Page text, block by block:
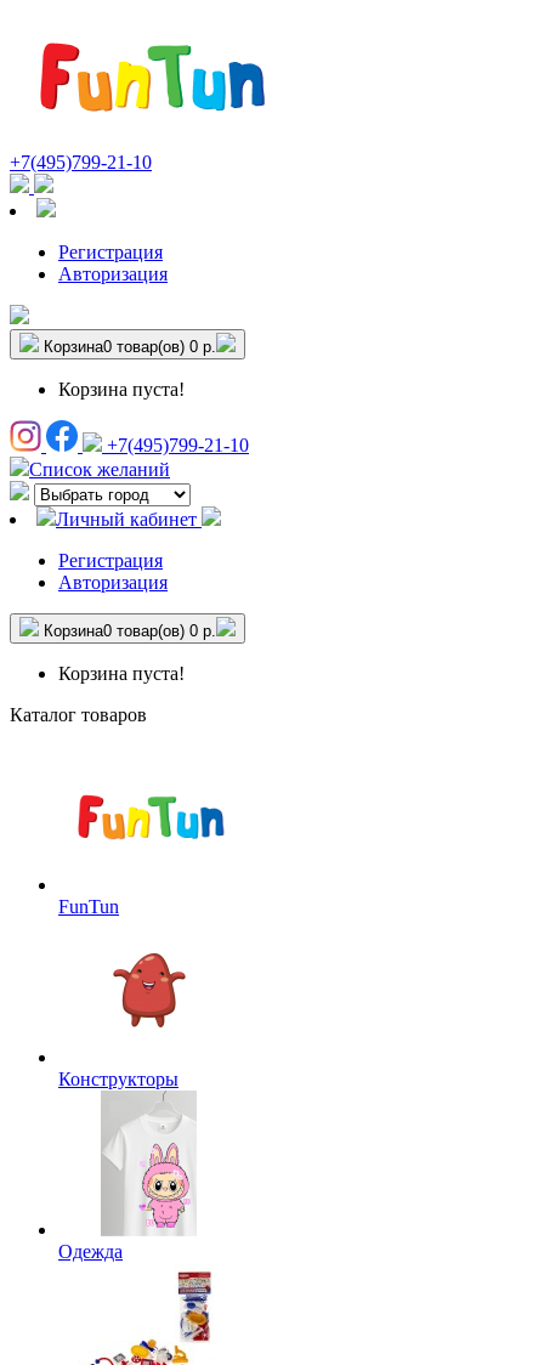
+7(495)799-21-10
Регистрация
Авторизация
Корзина0 товар(ов) 0 р.
Корзина пуста!
+7(495)799-21-10
Список желаний
Личный кабинет
Регистрация
Авторизация
Корзина0 товар(ов) 0 р.
Корзина пуста!
Каталог товаров
FunTun
Конструкторы
Одежда